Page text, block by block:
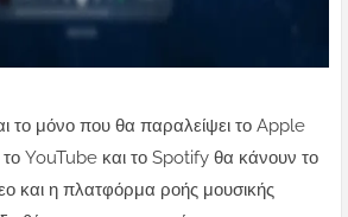
το μόνο που θα παραλείψει το Apple
YouTube και το Spotify θα κάνουν το
και η πλατφόρμα ροής μουσικής